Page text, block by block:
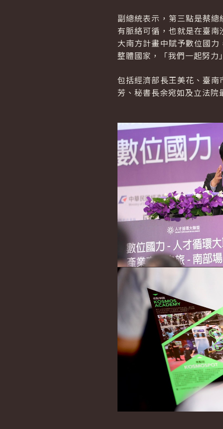
副總統表示，第三點是蔡
有脈絡可循，也就是在臺
大南方計畫中賦予數位國
整體國家，「我們一起努力
包括經濟部長王美花、臺
芳、秘書長余宛如及立法